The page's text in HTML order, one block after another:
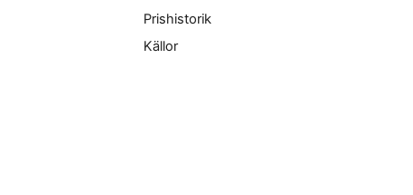
Prishistorik
Källor